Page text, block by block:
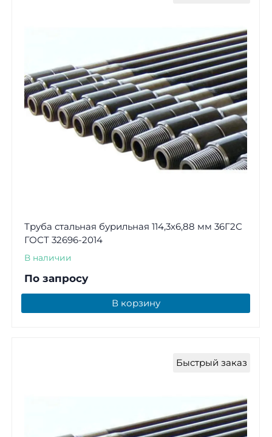
Труба стальная бурильная 114,3х6,88 мм 36Г2С
ГОСТ 32696-2014
В наличии
По запросу
В корзину
Быстрый заказ